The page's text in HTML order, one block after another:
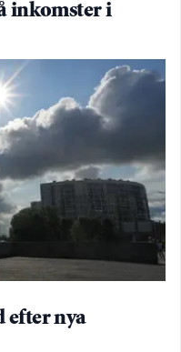
inkomster i
efter nya